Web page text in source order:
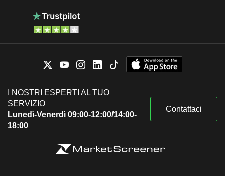
I NOSTRI ESPERTI AL TUO
SERVIZIO
Lunedì-Venerdì 09:00-12:00/14:00-
18:00
Contattaci